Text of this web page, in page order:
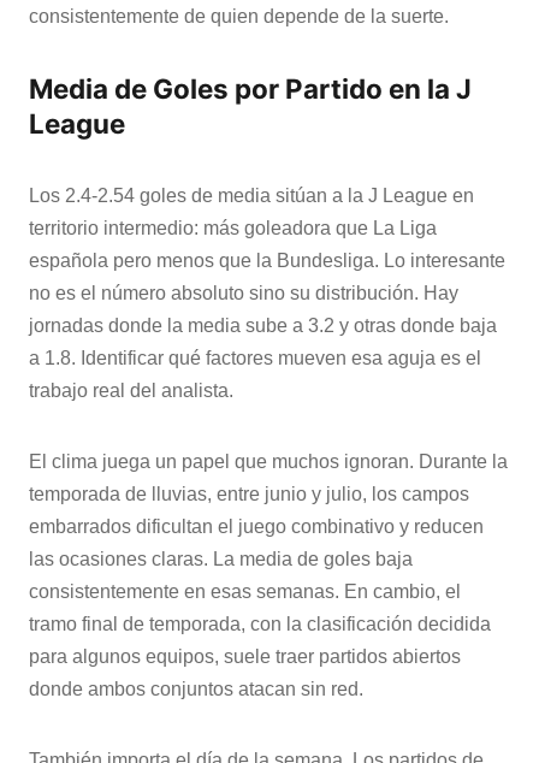
consistentemente de quien depende de la suerte.
Media de Goles por Partido en la J
League
Los 2.4-2.54 goles de media sitúan a la J League en
territorio intermedio: más goleadora que La Liga
española pero menos que la Bundesliga. Lo interesante
no es el número absoluto sino su distribución. Hay
jornadas donde la media sube a 3.2 y otras donde baja
a 1.8. Identificar qué factores mueven esa aguja es el
trabajo real del analista.
El clima juega un papel que muchos ignoran. Durante la
temporada de lluvias, entre junio y julio, los campos
embarrados dificultan el juego combinativo y reducen
las ocasiones claras. La media de goles baja
consistentemente en esas semanas. En cambio, el
tramo final de temporada, con la clasificación decidida
para algunos equipos, suele traer partidos abiertos
donde ambos conjuntos atacan sin red.